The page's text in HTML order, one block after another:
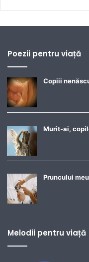
Poezii pentru viață
Copiii
Murit-ai,
Pruncului
Melodii pentru viață